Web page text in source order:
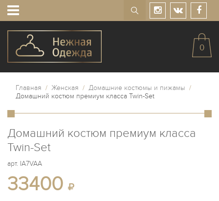
0
Главная / Женская / Домашние костюмы и пижамы /
Домашний костюм премиум класса Twin-Set
Домашний костюм премиум класса
Twin-Set
арт. IA7VAA
33400